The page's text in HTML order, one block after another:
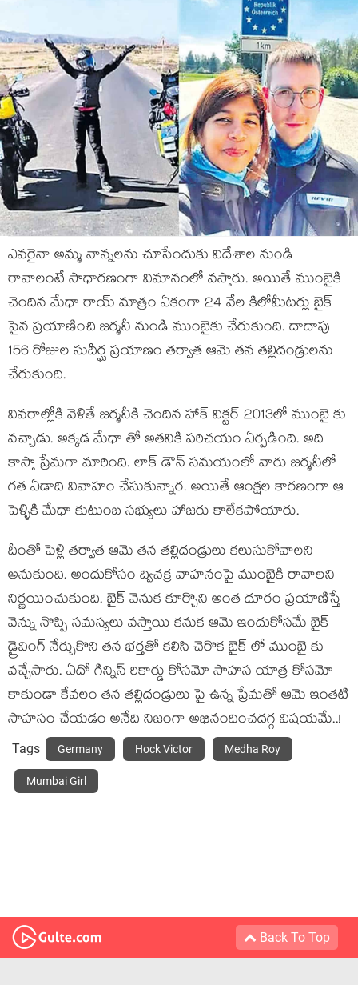
ఎవరైనా అమ్మ నాన్నలను చూసేందుకు విదేశాల నుండి
రావాలంటే సాధారణంగా విమానంలో వస్తారు. అయితే ముంబైకి
చెందిన మేధా రాయ్ మాత్రం ఏకంగా 24 వేల కిలోమీటర్లు బైక్
పైన ప్రయాణించి జర్మనీ నుండి ముంబైకు చేరుకుంది. దాదాపు
156 రోజుల సుదీర్ఘ ప్రయాణం తర్వాత ఆమె తన తల్లిదండ్రులను
చేరుకుంది.
వివరాల్లోకి వెళితే జర్మనీకి చెందిన హాక్ విక్టర్ 2013లో ముంబై కు
వచ్చాడు. అక్కడ మేధా తో అతనికి పరిచయం ఏర్పడింది. అది
కాస్తా ప్రేమగా మారింది. లాక్ డౌన్ సమయంలో వారు జర్మనీలో
గత ఏడాది వివాహం చేసుకున్నార. అయితే ఆంక్షల కారణంగా ఆ
పెళ్ళికి మేధా కుటుంబ సభ్యులు హాజరు కాలేకపోయారు.
దీంతో పెళ్లి తర్వాత ఆమె తన తల్లిదండ్రులు కలుసుకోవాలని
అనుకుంది. అందుకోసం ద్విచక్ర వాహనంపై ముంబైకి రావాలని
నిర్ణయించుకుంది. బైక్ వెనుక కూర్చొని అంత దూరం ప్రయాణిస్తే
వెన్ను నొప్పి సమస్యలు వస్తాయి కనుక ఆమె ఇందుకోసమే బైక్
డ్రైవింగ్ నేర్చుకొని తన భర్తతో కలిసి చెరొక బైక్ లో ముంబై కు
వచ్చేసారు. ఏదో గిన్నిస్ రికార్డు కోసమో సాహస యాత్ర కోసమో
కాకుండా కేవలం తన తల్లిదండ్రులు పై ఉన్న ప్రేమతో ఆమె ఇంతటి
సాహసం చేయడం అనేది నిజంగా అభినందించదగ్గ విషయమే..!
Tags Germany Hock Victor Medha Roy
Mumbai Girl
Back To Top